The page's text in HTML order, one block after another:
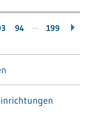
94 … 199